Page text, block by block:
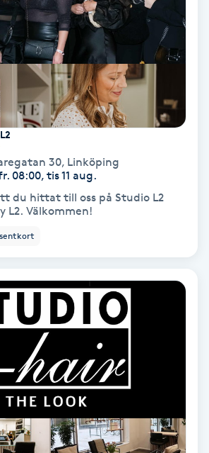
30, Linköping
08:00, tis 11 aug.
du hittat till oss på Studio L2
L2. Välkommen!